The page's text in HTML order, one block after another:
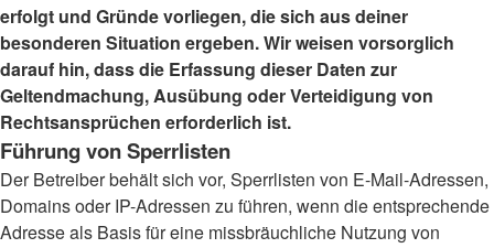
erfolgt und Gründe vorliegen, die sich aus deiner
besonderen Situation ergeben. Wir weisen vorsorglich
darauf hin, dass die Erfassung dieser Daten zur
Geltendmachung, Ausübung oder Verteidigung von
Rechtsansprüchen erforderlich ist.
Führung von Sperrlisten
Der Betreiber behält sich vor, Sperrlisten von E-Mail-Adressen,
Domains oder IP-Adressen zu führen, wenn die entsprechende
Adresse als Basis für eine missbräuchliche Nutzung von